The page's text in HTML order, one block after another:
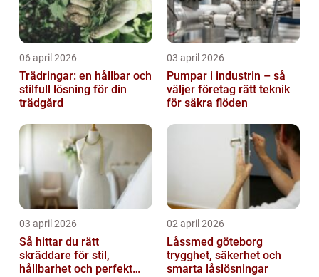
06 april 2026
Trädringar: en hållbar och
stilfull lösning för din
trädgård
03 april 2026
Pumpar i industrin – så
väljer företag rätt teknik
för säkra flöden
03 april 2026
Så hittar du rätt
skräddare för stil,
hållbarhet och perfekt
02 april 2026
Låssmed göteborg
trygghet, säkerhet och
smarta låslösningar